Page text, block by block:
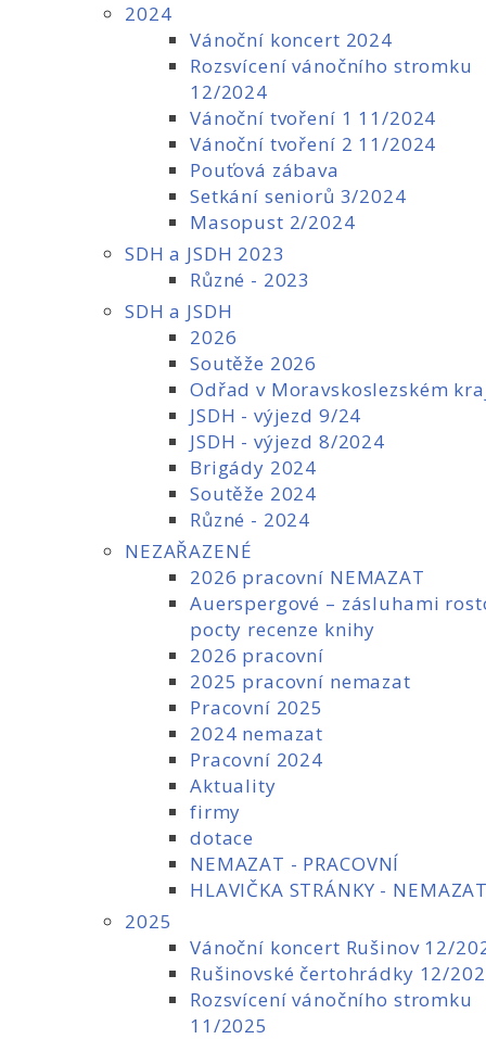
2024
Vánoční koncert 2024
Rozsvícení vánočního stromku
12/2024
Vánoční tvoření 1 11/2024
Vánoční tvoření 2 11/2024
Pouťová zábava
Setkání seniorů 3/2024
Masopust 2/2024
SDH a JSDH 2023
Různé - 2023
SDH a JSDH
2026
Soutěže 2026
Odřad v Moravskoslezském
JSDH - výjezd 9/24
JSDH - výjezd 8/2024
Brigády 2024
Soutěže 2024
Různé - 2024
NEZAŘAZENÉ
2026 pracovní NEMAZAT
Auerspergové – zásluhami
pocty recenze knihy
2026 pracovní
2025 pracovní nemazat
Pracovní 2025
2024 nemazat
Pracovní 2024
Aktuality
firmy
dotace
NEMAZAT - PRACOVNÍ
HLAVIČKA STRÁNKY -
2025
Vánoční koncert Rušinov 12/
Rušinovské čertohrádky 12/
Rozsvícení vánočního stromku
11/2025